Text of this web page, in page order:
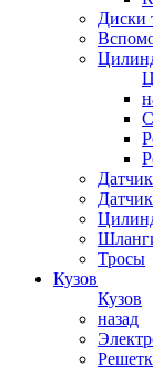
Диски
Тросы
Кузов
Кузов
назад